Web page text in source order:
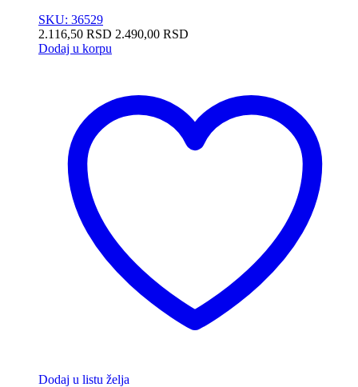
SKU: 36529
2.116,50 RSD 2.490,00 RSD
Dodaj u korpu
Dodaj u listu želja